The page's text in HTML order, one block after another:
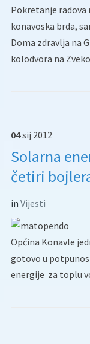
Pokretanje radova
konavoska brda,
Doma zdravlja na
kolodvora na
04sij 2012
Solarna
četiri
in Vijesti
Općina Konavle
gotovo u
energije za toplu